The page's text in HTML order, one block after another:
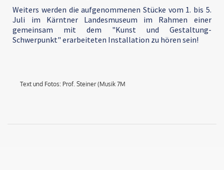
Weiters werden die aufgenommenen Stücke vom 1. bis 5.
Juli im Kärntner Landesmuseum im Rahmen einer
gemeinsam mit dem "Kunst und Gestaltung-
Schwerpunkt" erarbeiteten Installation zu hören sein!
Text und Fotos: Prof. Steiner (Musik 7M